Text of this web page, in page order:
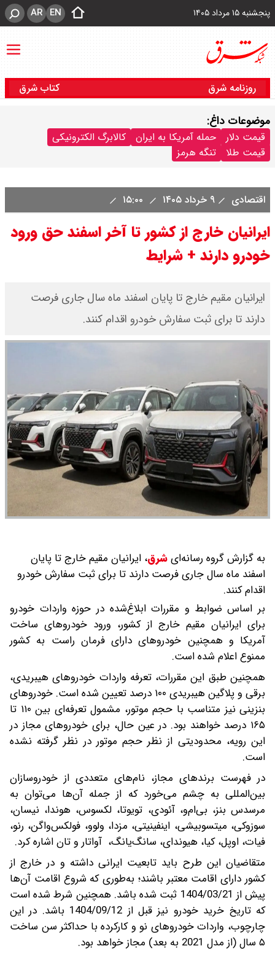
پنجشنبه ۱۵ مرداد ۱۴۰۵ EN
AR
روزنامه شرق کتاب شرق
موضوعات داغ:
قیمت دلار حمله آمریکا به ایران
کالابرگ الکترونیکی
قیمت طلا
تنگه هرمز
اقتصادی ۹ خرداد ۱۴۰۵
ایرانیان خارج از کشور تا آخر اسفند حق ورود
خودرو دارند + شرایط
ایرانیان مقیم خارج تا پایان اسفند ماه سال جاری فرصت
دارند تا برای ثبت سفارش خودرو اقدام کنند.
به گزارش گروه رسانه‌ایشرق، ایرانیان مقیم خارج تا پایان
اسفند ماه سال جاری فرصت دارند تا برای ثبت سفارش خودرو
اقدام کنند.
بر اساس ضوابط و مقررات ابلاغ‌شده در حوزه واردات خودرو
برای ایرانیان مقیم خارج از کشور، ورود خودروهای ساخت
آمریکا و همچنین خودروهای دارای فرمان راست به کشور
ممنوع اعلام شده است.
همچنین طبق این مقررات، تعرفه واردات خودروهای هیبریدی،
برقی و پلاگین هیبریدی ۱۰۰ درصد تعیین شده است. خودروهای
بنزینی نیز متناسب با حجم موتور، مشمول تعرفه‌ای بین ۱۱۰ تا
۱۶۵ درصد خواهند بود. در عین حال، برای خودروهای مجاز در
این رویه، محدودیتی از نظر حجم موتور در نظر گرفته نشده
است.
در فهرست برندهای مجاز، نام‌های متعددی از خودروسازان
بین‌المللی به چشم می‌خورد که از جمله آن‌ها می‌توان به
مرسدس بنز، بی‌ام‌و، آئودی، تویوتا، لکسوس، هوندا، نیسان،
سوزوکی، میتسوبیشی، اینفینیتی، مزدا، ولوو، فولکس‌واگن، رنو،
فیات، اوپل، کیا، هیوندای، سانگ‌یانگ، آواتار و تان اشاره کرد.
متقاضیان این طرح باید تابعیت ایرانی داشته و در خارج از
کشور دارای اقامت معتبر باشند؛ به‌طوری که شروع اقامت آن‌ها
پیش از 1404/03/21 ثبت شده باشد. همچنین شرط شده است
که تاریخ خرید خودرو نیز قبل از 1404/09/12 باشد. در این
چارچوب، واردات خودروهای نو و کارکرده با حداکثر سن ساخت
۵ سال (از مدل 2021 به بعد) مجاز خواهد بود.